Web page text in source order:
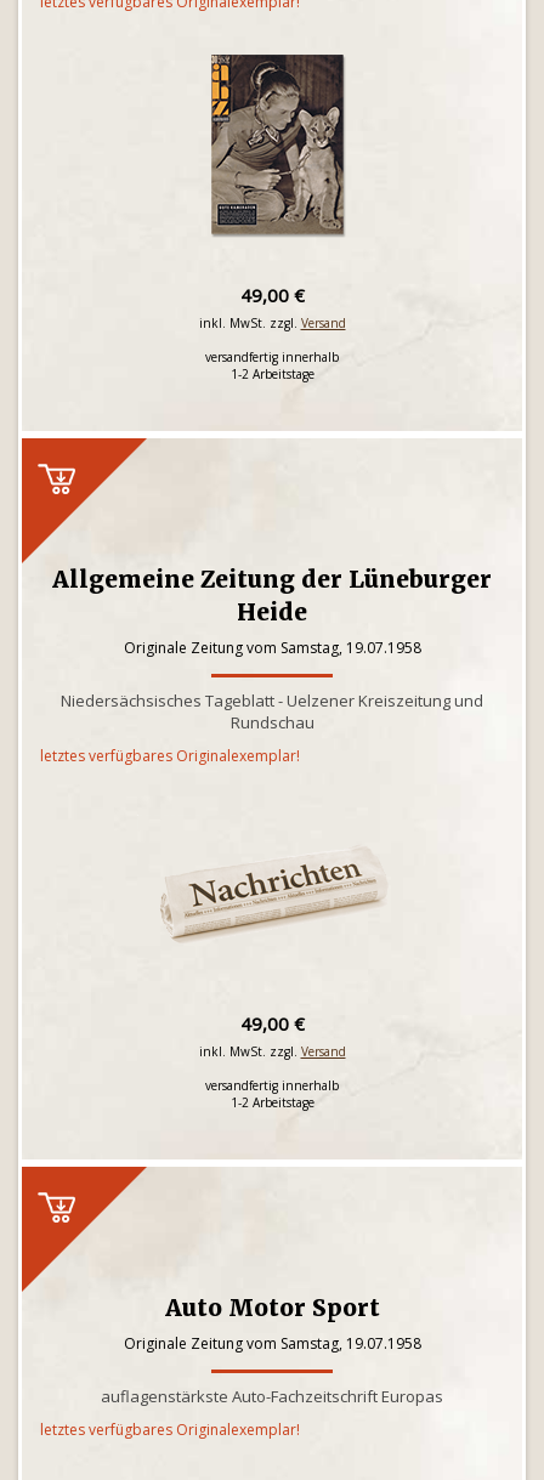
49,00 €
inkl. MwSt. zzgl. Versand
versandfertig innerhalb
1-2 Arbeitstage
Allgemeine Zeitung der Lüneburger
Heide
Originale Zeitung vom Samstag, 19.07.1958
Niedersächsisches Tageblatt - Uelzener Kreiszeitung und
Rundschau
letztes verfügbares Originalexemplar!
49,00 €
inkl. MwSt. zzgl. Versand
versandfertig innerhalb
1-2 Arbeitstage
Auto Motor Sport
Originale Zeitung vom Samstag, 19.07.1958
auflagenstärkste Auto-Fachzeitschrift Europas
letztes verfügbares Originalexemplar!